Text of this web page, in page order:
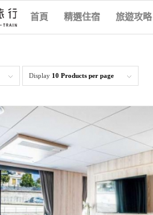
首頁 精選住宿 旅遊攻略
Display 10 Products per page